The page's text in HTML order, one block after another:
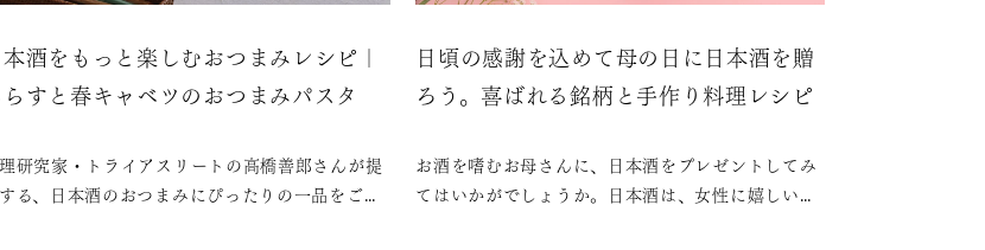
本酒をもっと楽しむおつまみレシピ｜
らすと春キャベツのおつまみパスタ
研究家・トライアスリートの高橋善郎さんが提
る、日本酒のおつまみにぴったりの一品をご紹
日頃の感謝を込めて母の日に日本酒を贈
ろう。喜ばれる銘柄と手作り料理レシピ
お酒を嗜むお母さんに、日本酒をプレゼントしてみ
てはいかがでしょうか。日本酒は、女性に嬉しい成